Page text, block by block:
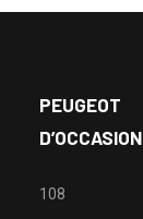
PEUGEOT
D’OCCASION
108